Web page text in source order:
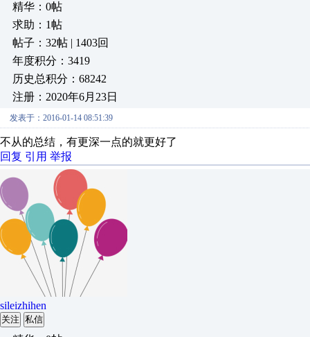
精华：0帖
求助：1帖
帖子：32帖 | 1403回
年度积分：3419
历史总积分：68242
注册：2020年6月23日
发表于：2016-01-14 08:51:39
不从的总结，有更深一点的就更好了
回复 引用 举报
sileizhihen
关注 私信